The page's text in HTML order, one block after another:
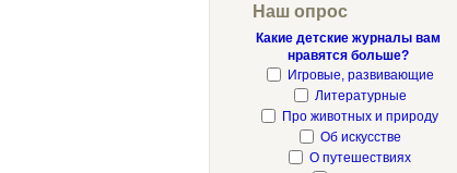
Наш опрос
Какие детские журналы вам
нравятся больше?
Игровые, развивающие
Литературные
Про животных и природу
Об искусстве
О путешествиях